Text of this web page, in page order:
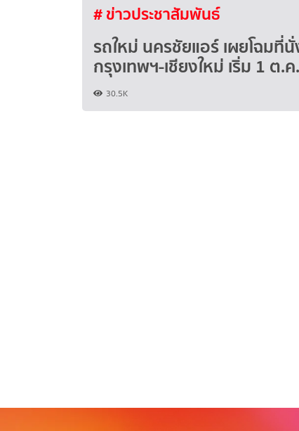
# ข่าวประชาสัมพันธ์
รถใหม่ นครชัยแอร์ เผยโฉมที่
กรุงเทพฯ-เชียงใหม่ เริ่ม 1 ต.
30.5K